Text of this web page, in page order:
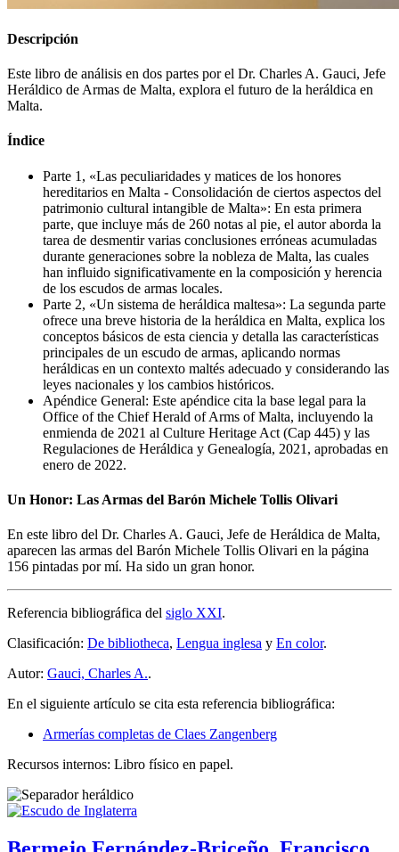
Descripción
Este libro de análisis en dos partes por el Dr. Charles A. Gauci, Jefe
Heráldico de Armas de Malta, explora el futuro de la heráldica en
Malta.
Índice
Parte 1, «Las peculiaridades y matices de los honores
hereditarios en Malta - Consolidación de ciertos aspectos del
patrimonio cultural intangible de Malta»: En esta primera
parte, que incluye más de 260 notas al pie, el autor aborda la
tarea de desmentir varias conclusiones erróneas acumuladas
durante generaciones sobre la nobleza de Malta, las cuales
han influido significativamente en la composición y herencia
de los escudos de armas locales.
Parte 2, «Un sistema de heráldica maltesa»: La segunda parte
ofrece una breve historia de la heráldica en Malta, explica los
conceptos básicos de esta ciencia y detalla las características
principales de un escudo de armas, aplicando normas
heráldicas en un contexto maltés adecuado y considerando las
leyes nacionales y los cambios históricos.
Apéndice General: Este apéndice cita la base legal para la
Office of the Chief Herald of Arms of Malta, incluyendo la
enmienda de 2021 al Culture Heritage Act (Cap 445) y las
Regulaciones de Heráldica y Genealogía, 2021, aprobadas en
enero de 2022.
Un Honor: Las Armas del Barón Michele Tollis Olivari
En este libro del Dr. Charles A. Gauci, Jefe de Heráldica de Malta,
aparecen las armas del Barón Michele Tollis Olivari en la página
156 pintadas por mí. Ha sido un gran honor.
Referencia bibliográfica del siglo XXI.
Clasificación: De bibliotheca, Lengua inglesa y En color.
Autor: Gauci, Charles A..
En el siguiente artículo se cita esta referencia bibliográfica:
Armerías completas de Claes Zangenberg
Recursos internos: Libro físico en papel.